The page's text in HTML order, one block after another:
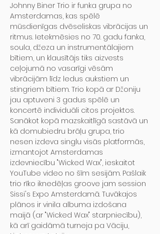
Johnny Biner Trio ir funka grupa no
Amsterdamas, kas spēlē
mūsdienīgas dvēseliskas vibrācijas un
ritmus. Ietekmēsies no 70. gadu fanka,
soula, džeza un instrumentālajiem
bītiem, un klausītājs tiks aizvests
ceļojumā no vasarīgi vēsām
vibrācijām līdz ledus aukstiem un
stingriem bītiem. Trio kopā ar Džoniju
jau aptuveni 3 gadus spēlē un
koncertē individuāli citos projektos.
Sanākot kopā mazskaitlīgā sastāvā un
kā domubiedru brāļu grupa, trio
nesen izdeva singlu visās platformās,
izmantojot Amsterdamas
izdevniecību "Wicked Wax", ieskaitot
YouTube video no šīm sesijām. Pašlaik
trio rīko iknedēļas groove jam session
Sissi's Expo Amsterdamā. Tuvākajos
plānos ir vinila albuma izdošana
maijā (ar "Wicked Wax" starpniecību),
kā arī gaidāmā turneja pa Vāciju,